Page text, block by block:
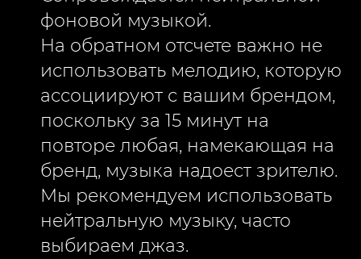
фоновой музыкой.
На обратном отсчете важно не
использовать мелодию, которую
ассоциируют с вашим брендом,
поскольку за 15 минут на
повторе любая, намекающая на
бренд, музыка надоест зрителю.
Мы рекомендуем использовать
нейтральную музыку, часто
выбираем джаз.